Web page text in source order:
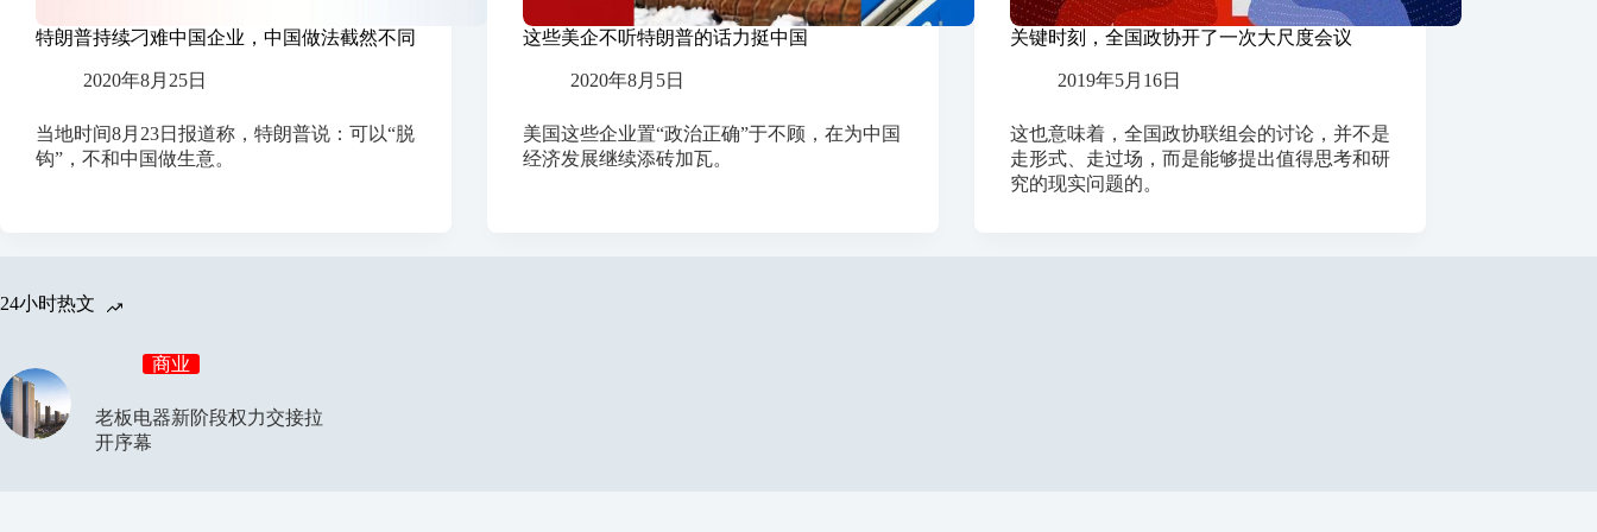
特朗普持续刁难中国企业，中国做法截然不同
2020年8月25日
当地时间8月23日报道称，特朗普说：可以“脱
钩”，不和中国做生意。
这些美企不听特朗普的话力挺中国
2020年8月5日
美国这些企业置“政治正确”于不顾，在为中国
经济发展继续添砖加瓦。
关键时刻，全国政协开了一次大尺度会议
2019年5月16日
这也意味着，全国政协联组会的讨论，并不是
走形式、走过场，而是能够提出值得思考和研
究的现实问题的。
24小时热文
商业
老板电器新阶段权力交接拉
开序幕